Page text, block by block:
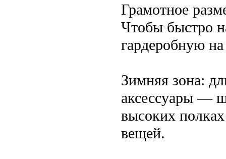
Грамотное
Чтобы быстро
гардеробную
Зимняя зона:
аксессуары —
высоких
вещей.